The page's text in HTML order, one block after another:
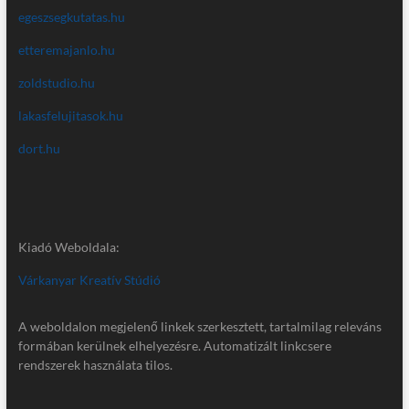
egeszsegkutatas.hu
etteremajanlo.hu
zoldstudio.hu
lakasfelujitasok.hu
dort.hu
Kiadó Weboldala:
Várkanyar Kreatív Stúdió
A weboldalon megjelenő linkek szerkesztett, tartalmilag releváns
formában kerülnek elhelyezésre. Automatizált linkcsere
rendszerek használata tilos.